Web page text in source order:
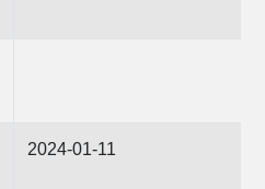
2024-01-11